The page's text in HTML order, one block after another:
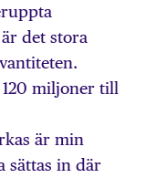
det stora
miljoner till
är min
sättas in där